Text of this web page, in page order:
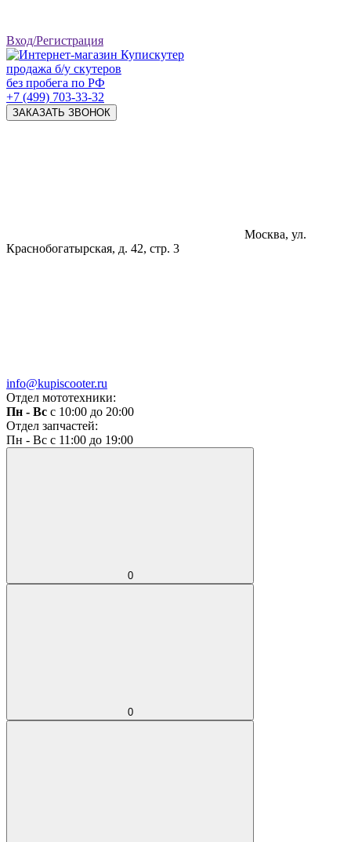
Вход/Регистрация
продажа б/у скутеров
без пробега по РФ
+7 (499) 703-33-32
ЗАКАЗАТЬ ЗВОНОК
Москва, ул.
Краснобогатырская, д. 42, стр. 3
info@kupiscooter.ru
Отдел мототехники:
Пн - Вс с 10:00 до 20:00
Отдел запчастей:
Пн - Вс с 11:00 до 19:00
0
0